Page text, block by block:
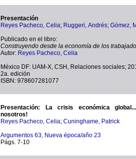
Presentación
Reyes Pacheco, Celia; Ruggeri, Andrés; Gómez,
Publicado en el libro:
Construyendo desde la economía de los
Autor: Reyes Pacheco, Celia
México DF: UAM-X, CSH, Relaciones sociales;
2a. edición
ISBN: 978607281077
Presentación: La crisis económica
nosotros!
Reyes Pacheco, Celia; Cuninghame, Patrick
Argumentos 63, Nueva época/año 23
Págs. 7-10